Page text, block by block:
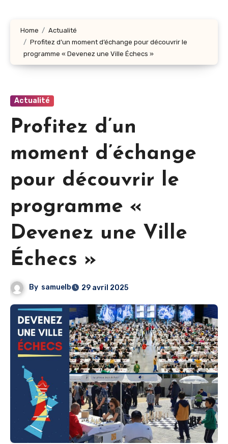
Home
Actualité
Profitez d’un moment d’échange pour découvrir le
programme « Devenez une Ville Échecs »
Actualité
Profitez d’un
moment d’échange
pour découvrir le
programme «
Devenez une Ville
Échecs »
By samuelb 29 avril 2025